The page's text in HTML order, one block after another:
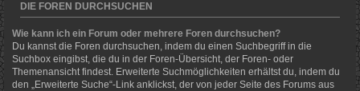
DIE FOREN DURCHSUCHEN
Wie kann ich ein Forum oder mehrere Foren durchsuchen?
Du kannst die Foren durchsuchen, indem du einen Suchbegriff in die
Suchbox eingibst, die du in der Foren-Übersicht, der Foren- oder
Themenansicht findest. Erweiterte Suchmöglichkeiten erhältst du, indem du
den „Erweiterte Suche“-Link anklickst, der von jeder Seite des Forums aus